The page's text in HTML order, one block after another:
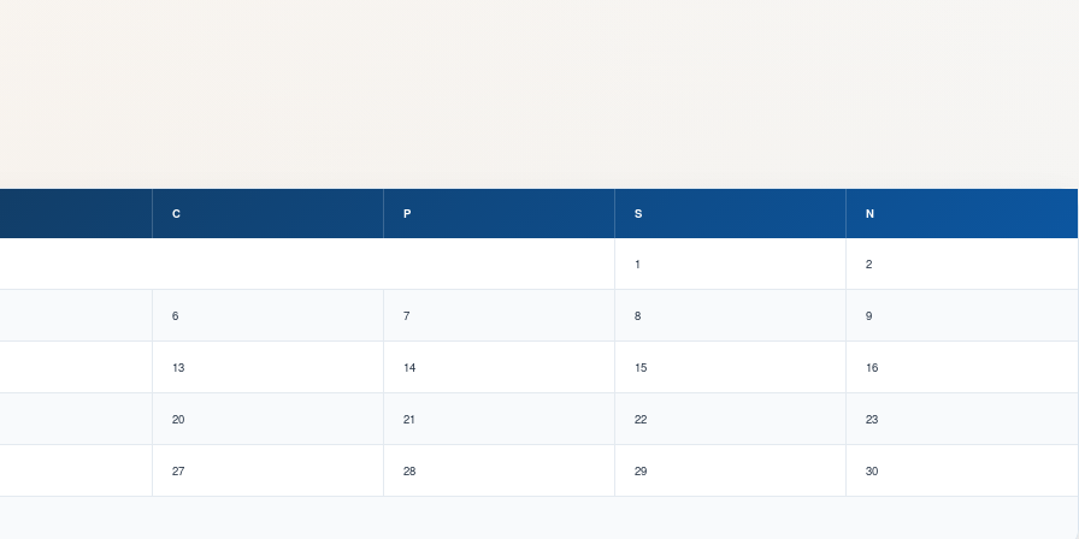
C P S N
1 2
6 7 8 9
13 14 15 16
20 21 22 23
27 28 29 30